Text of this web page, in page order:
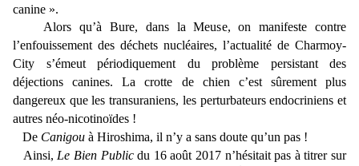
canine ».
Alors qu’à Bure, dans la Meuse, on manifeste contre
l’enfouissement des déchets nucléaires, l’actualité de Charmoy-
City s’émeut périodiquement du problème persistant des
déjections canines. La crotte de chien c’est sûrement plus
dangereux que les transuraniens, les perturbateurs endocriniens et
autres néo-nicotinoïdes !
De Canigou à Hiroshima, il n’y a sans doute qu’un pas !
Ainsi, Le Bien Publicdu 16 août 2017 n’hésitait pas à titrer sur